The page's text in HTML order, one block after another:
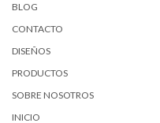
BLOG
CONTACTO
DISEÑOS
PRODUCTOS
SOBRE NOSOTROS
INICIO